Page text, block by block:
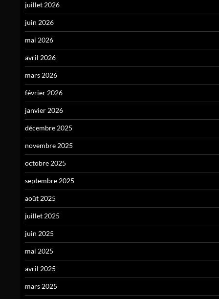
juillet 2026
juin 2026
mai 2026
avril 2026
mars 2026
février 2026
janvier 2026
décembre 2025
novembre 2025
octobre 2025
septembre 2025
août 2025
juillet 2025
juin 2025
mai 2025
avril 2025
mars 2025